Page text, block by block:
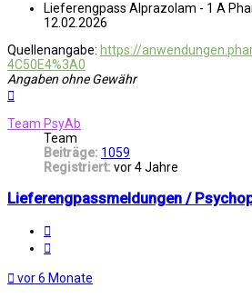
Lieferengpass Alprazolam - 1 A
12.02.2026
Quellenangabe: https://
4C50E4%3A0
Angaben ohne Gewähr
Team PsyAb
Team
Beiträge: 1059
Registriert: vor 4 Jahre
Lieferengpassmeldungen /
vor 6 Monate